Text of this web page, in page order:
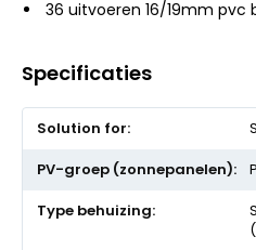
Specificaties
Meer
informatie
36 uitvoeren 16/19mm pvc